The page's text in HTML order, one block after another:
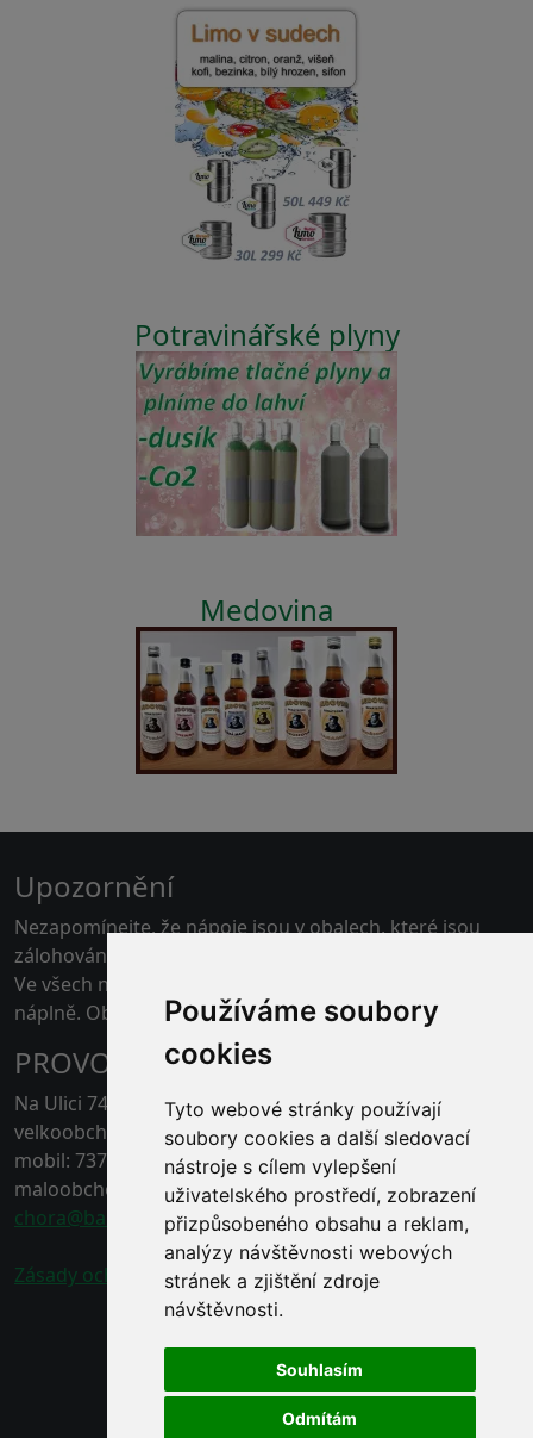
Používáme soubory
cookies
Tyto webové stránky používají
soubory cookies a další sledovací
nástroje s cílem vylepšení
uživatelského prostředí, zobrazení
přizpůsobeného obsahu a reklam,
analýzy návštěvnosti webových
stránek a zjištění zdroje
návštěvnosti.
Souhlasím
Odmítám
Potravinářské plyny
Medovina
Upozornění
Nezapomínejte, že nápoje jsou v obalech, které jsou
zálohovány.
Ve všech našich skladech je možné platit kartou pouze
náplně. Obaly jen v hotovosti.
PROVOZOVNA ČERNÁ HORA
Na Ulici 74, 67921 Černá Hora, Blansko
velkoobchod - tel.: 778 496 863
mobil: 737 211 132
maloobchod - tel.: 778 496 862
chora@baracek.cz
Zásady ochrany osobních údajů